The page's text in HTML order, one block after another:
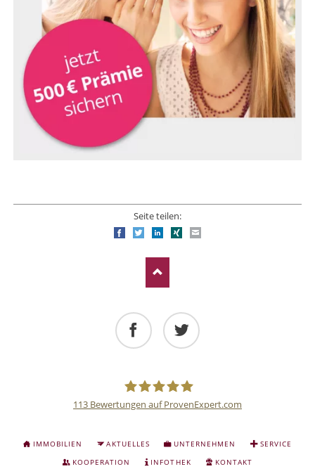
Seite teilen:
FacebookTwitterLinkedIn
Xing
Anlage
113 Bewertungen auf ProvenExpert.com
NAVIGATION
ÜBERSPRINGEN
IMMOBILIEN AKTUELLES UNTERNEHMEN
SERVICE
KOOPERATION
INFOTHEK KONTAKT